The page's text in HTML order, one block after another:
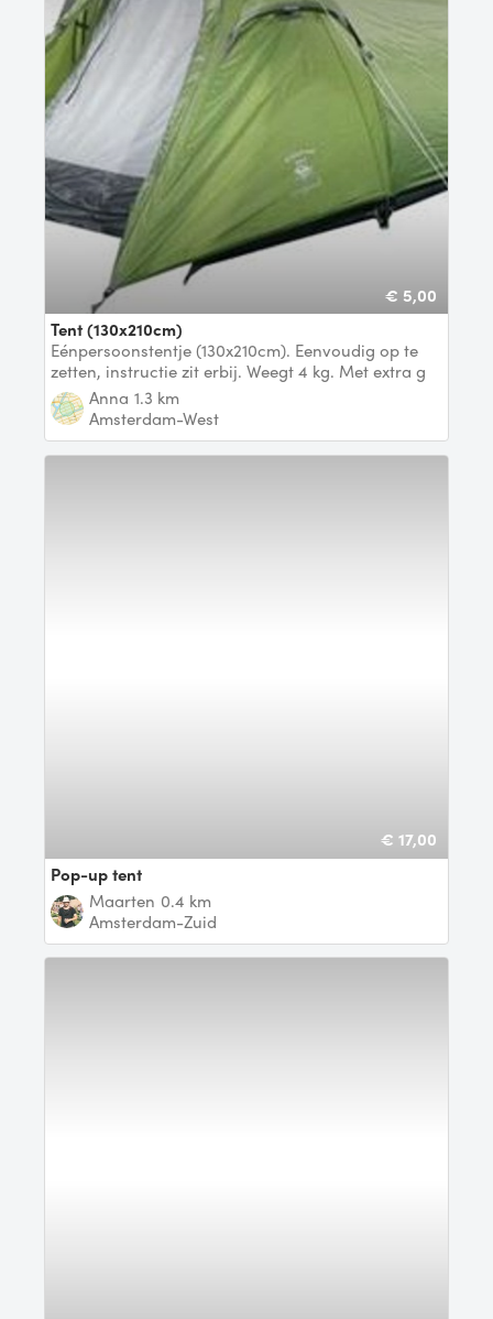
€ 5,00
Tent (130x210cm)
Eénpersoonstentje (130x210cm). Eenvoudig op te
zetten, instructie zit erbij. Weegt 4 kg. Met extra g
Anna 1.3 km
Amsterdam-West
€ 17,00
Pop-up tent
Maarten 0.4 km
Amsterdam-Zuid